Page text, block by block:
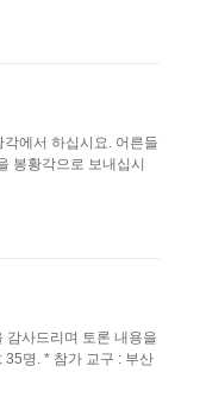
에서 하십시요. 어른들
봉황각으로 보내십시
감사드리며 토론 내용을
명. * 참가 교구 : 부산